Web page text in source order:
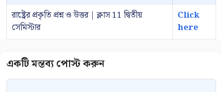
রাষ্ট্রের প্রকৃতি প্রশ্ন ও উত্তর | ক্লাস 11 দ্বিতীয়
সেমিস্টার
Click
here
Comment